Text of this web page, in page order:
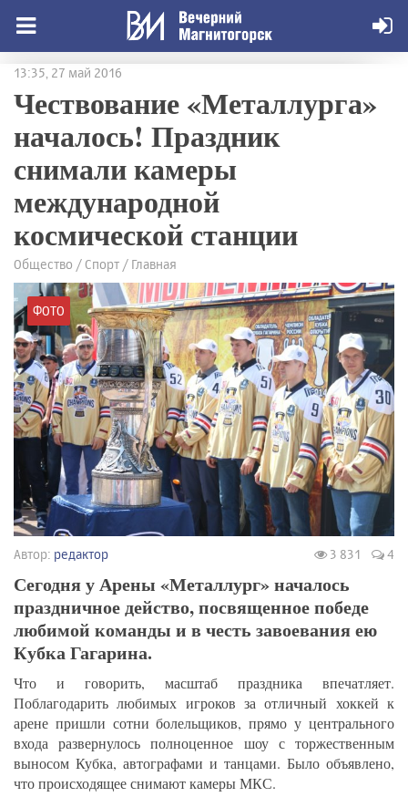
13:35, 27 май 2016
Чествование «Металлурга»
началось! Праздник
снимали камеры
международной
космической станции
Общество / Спорт / Главная
ФОТО
Автор: редактор 3 831 4
Сегодня у Арены «Металлург» началось
праздничное действо, посвященное победе
любимой команды и в честь завоевания ею
Кубка Гагарина.
Что и говорить, масштаб праздника впечатляет.
Поблагодарить любимых игроков за отличный хоккей к
арене пришли сотни болельщиков, прямо у центрального
входа развернулось полноценное шоу с торжественным
выносом Кубка, автографами и танцами. Было объявлено,
что происходящее снимают камеры МКС.